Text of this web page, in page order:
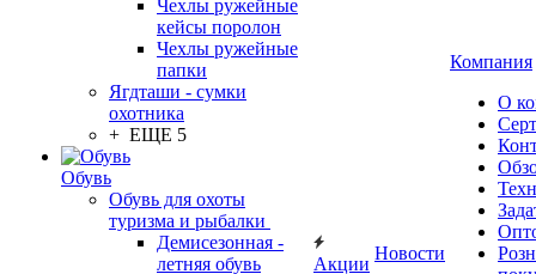
Чехлы ружейные
кейсы поролон
Чехлы ружейные
папки
Ягдташи - сумки
охотника
+ ЕЩЕ 5
Обувь
Обувь для охоты
туризма и рыбалки
Демисезонная -
летняя обувь
Акции
Новости
Компания
О